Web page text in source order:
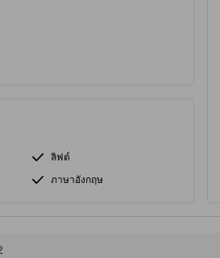
ลิฟต์
ภาษาอังกฤษ